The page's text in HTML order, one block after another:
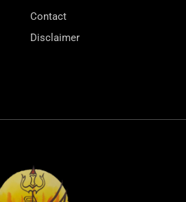
Contact
Disclaimer